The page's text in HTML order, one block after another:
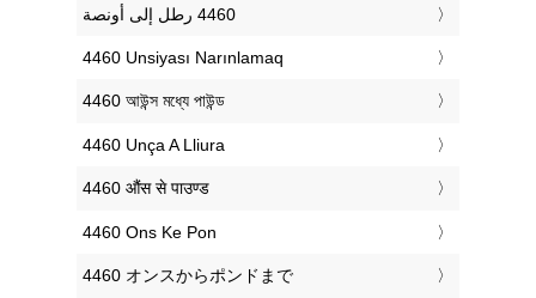
‎4460 Unsiyası Narınlamaq
‎4460 আউন্স মধ্যে পাউন্ড
‎4460 Unça A Lliura
‎4460 औंस से पाउण्ड
‎4460 Ons Ke Pon
‎4460 オンスからポンドまで